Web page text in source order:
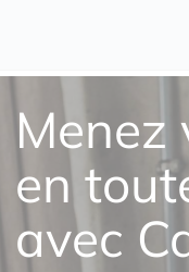
Menez
en
avec